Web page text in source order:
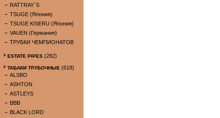
RATTRAY`S
TSUGE (Япония)
TSUGE KISERU (Япония)
VAUEN (Германия)
ТРУБКИ ЧЕМПИОНАТОВ
ESTATE PIPES (282)
ТАБАКИ ТРУБОЧНЫЕ (618)
ALSBO
ASHTON
ASTLEYS
BBB
BLACK LORD